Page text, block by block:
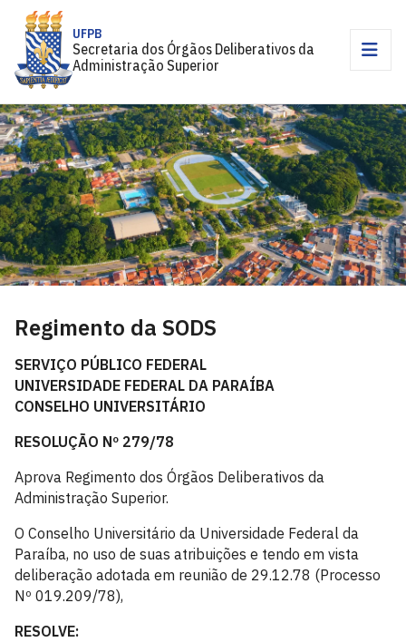
UFPB
Secretaria dos Órgãos Deliberativos da
Administração Superior
Regimento da SODS
SERVIÇO PÚBLICO FEDERAL
UNIVERSIDADE FEDERAL DA PARAÍBA
CONSELHO UNIVERSITÁRIO
RESOLUÇÃO Nº 279/78
Aprova Regimento dos Órgãos Deliberativos da
Administração Superior.
O Conselho Universitário da Universidade Federal da
Paraíba, no uso de suas atribuições e tendo em vista
deliberação adotada em reunião de 29.12.78 (Processo
Nº 019.209/78),
RESOLVE: